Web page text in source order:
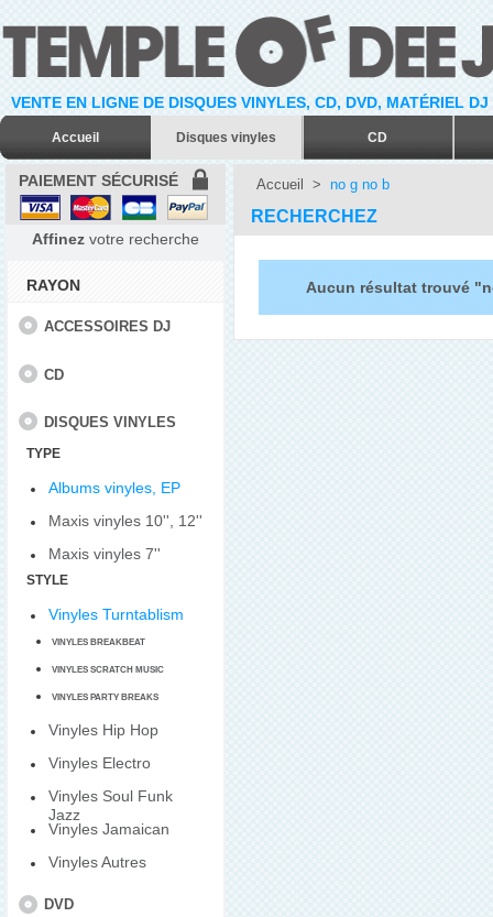
VENTE EN LIGNE DE DISQUES VINYLES, CD, DVD, MATÉRIEL
Accueil Disques vinyles CD
PAIEMENT SÉCURISÉ
Affinez votre recherche
RAYON
ACCESSOIRES DJ
CD
DISQUES VINYLES
TYPE
Albums vinyles, EP
Maxis vinyles 10'', 12''
Maxis vinyles 7''
STYLE
Vinyles Turntablism
VINYLES BREAKBEAT
VINYLES SCRATCH MUSIC
VINYLES PARTY BREAKS
Vinyles Hip Hop
Vinyles Electro
Vinyles Soul Funk
Jazz
Vinyles Jamaican
Vinyles Autres
DVD
Accueil > no g no b
RECHERCHEZ
Aucun résultat trouvé